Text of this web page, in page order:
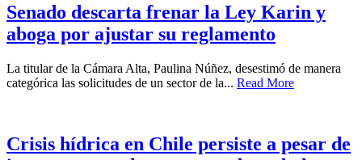
Senado descarta frenar la Ley Karin y
aboga por ajustar su reglamento
La titular de la Cámara Alta, Paulina Núñez, desestimó de manera
categórica las solicitudes de un sector de la... Read More
Crisis hídrica en Chile persiste a pesar de